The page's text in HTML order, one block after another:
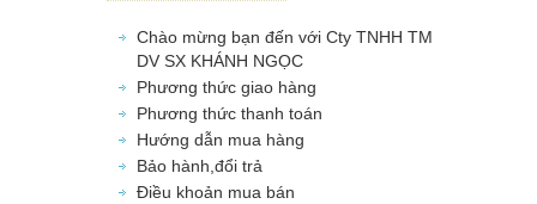
Chào mừng bạn đến với Cty TNHH TM
DV SX KHÁNH NGỌC
Phương thức giao hàng
Phương thức thanh toán
Hướng dẫn mua hàng
Bảo hành,đổi trả
Điều khoản mua bán